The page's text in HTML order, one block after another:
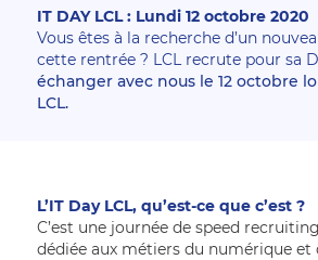
IT DAY LCL : Lundi 12 octobre 2020
Vous êtes à la recherche d’un
cette rentrée ? LCL recrute pour sa
échanger avec nous le 12 octobre
LCL.
L’IT Day LCL, qu’est-ce que c’est ?
C’est une journée de speed
dédiée aux métiers du numérique et